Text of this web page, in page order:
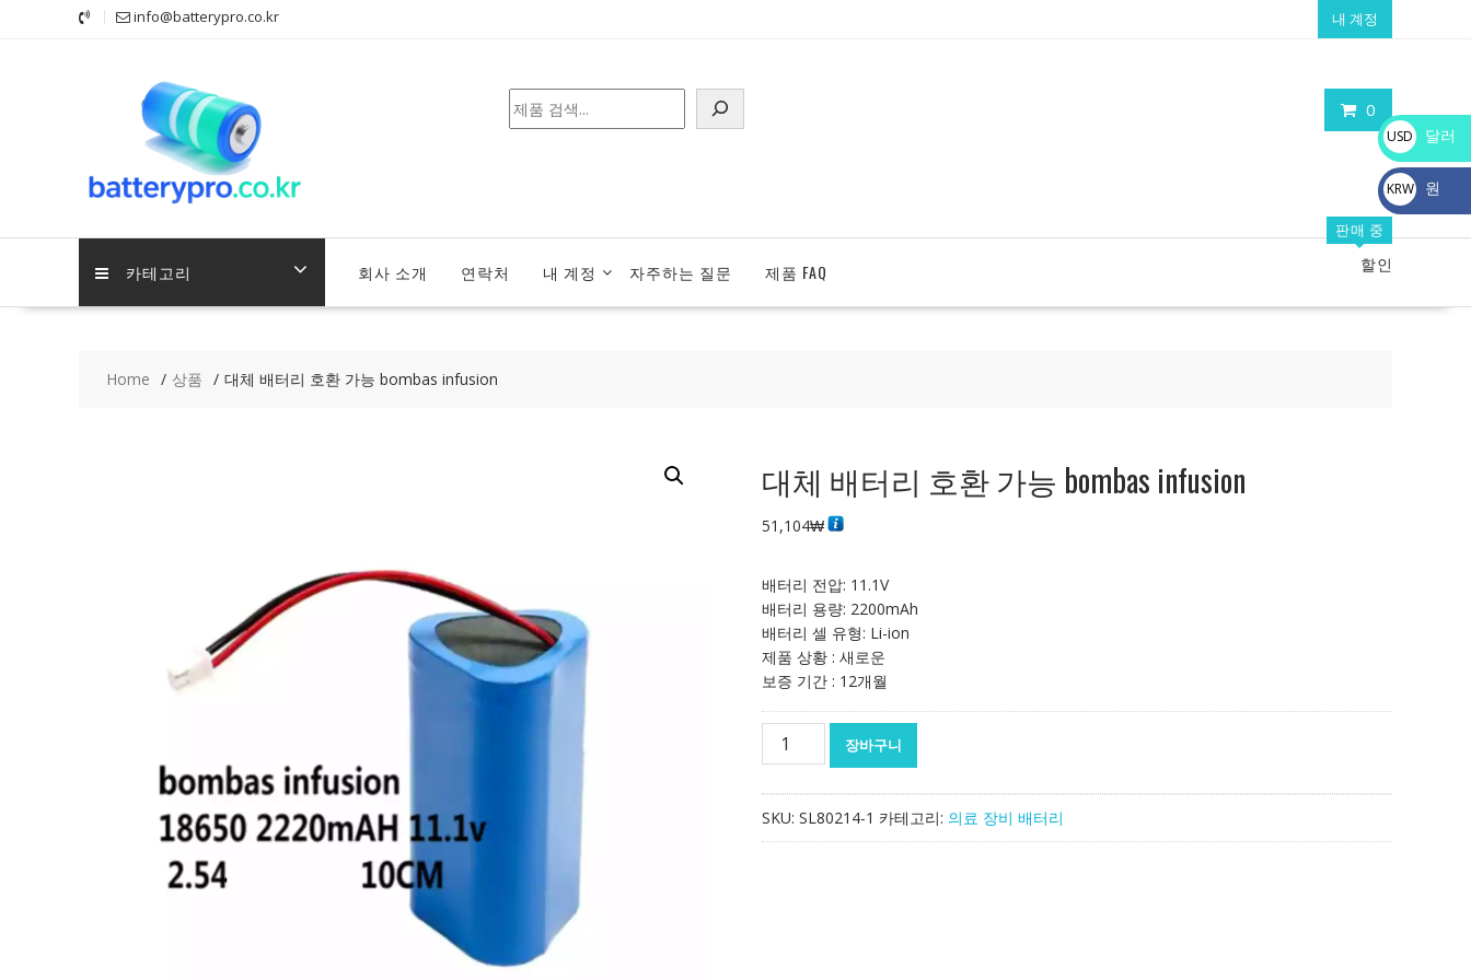
info@batterypro.co.kr 내 계정
0
검
색
카테고리 회사 소개 연락처 내 계정 자주하는 질문 제품 FAQ
판매 중
할인
Home 상품 대체 배터리 호환 가능 bombas infusion
대체 배터리 호환 가능 bombas infusion
51,104₩
배터리 전압: 11.1V
배터리 용량: 2200mAh
배터리 셀 유형: Li-ion
제품 상황 : 새로운
보증 기간 : 12개월
리
장바구니
SKU: SL80214-1 카테고리: 의료 장비 배터리
USD
$
달러
KRW
₩
원